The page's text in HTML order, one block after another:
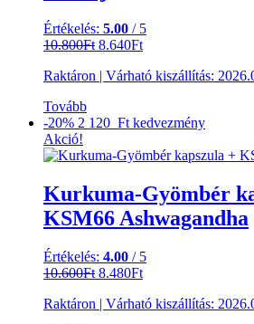
Értékelés: 5.00 / 5
10.800Ft Original
was:
8.640FtCurrent
is:
Raktáron | Várható kiszállítás:
Tovább
-20% 2 120 Ft kedvezmény
Akció!
Kurkuma-Gyömbér
KSM66 Ashwagandha
Értékelés: 4.00 / 5
10.600Ft Original
was:
8.480FtCurrent
is:
Raktáron | Várható kiszállítás: